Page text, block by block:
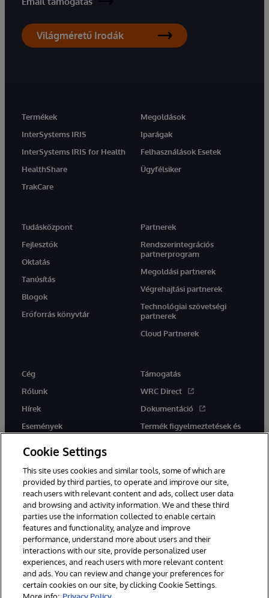
Világméretű Irodák
Termékek
InterSystems IRIS
InterSystems IRIS for Health
HealthShare
TrakCare
Megoldások
Iparágak
Felhasználások Esetek
Ügyfélsiker
Tudásközpont
Fejlesztők
Oktatás
Tanúsítás
Blogok
Erőforrás könyvtár
Partnerek
Rendszerintegrációs
partnerprogram
Megoldási partnerek
Végrehajtási partnerek
Technológiai szövetségi
partnerek
Cloud Partnerek
Cég
Rólunk
Hírek
Események
Támogatás
WRC Direct
Dokumentáció
Termék figyelmeztetések és
tanácsok
Ez a weboldal gépi fordítást használ. Bármilyen fordítási konfliktus
esetén az oldal angol nyelvű változata élvez elsőbbséget.
© 1996-2026 InterSystems Corporation, Boston, MA. Minden jog
fenntartva.
Értesítések/Feltételek és feltételek
Adatvédelmi nyilatkozat
Garancia
Hozzáférhetőség
Cookie Settings
This site uses cookies and similar tools, some of which are
provided by third parties, to operate and improve our site,
reach users with relevant content and ads, collect user data
and browsing and activity information. We and these third
parties use the information collected to enable certain
features and functionality, analyze and improve
performance, understand more about users and their
interactions with our site, provide personalized user
experiences, and reach users with more relevant content
and ads. You can review and change your preferences for
certain cookies on our site, by clicking Cookie Settings.